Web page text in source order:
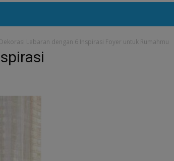
Lebaran dengan 6 Inspirasi Foyer untuk Rumahmu